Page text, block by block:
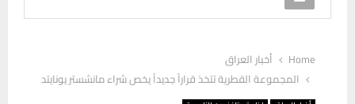
Home
أخبار العراق
المجموعة القطرية تتخذ قراراً جديداً يخص شراء مانشستر يونايتد